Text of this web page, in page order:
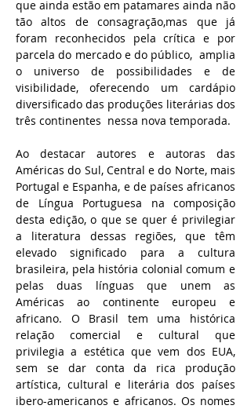
que ainda estão em patamares ainda não
tão altos de consagração,mas que já
foram reconhecidos pela crítica e por
parcela do mercado e do público, amplia
o universo de possibilidades e de
visibilidade, oferecendo um cardápio
diversificado das produções literárias dos
três continentes nessa nova temporada.
Ao destacar autores e autoras das
Américas do Sul, Central e do Norte, mais
Portugal e Espanha, e de países africanos
de Língua Portuguesa na composição
desta edição, o que se quer é privilegiar
a literatura dessas regiões, que têm
elevado significado para a cultura
brasileira, pela história colonial comum e
pelas duas línguas que unem as
Américas ao continente europeu e
africano. O Brasil tem uma histórica
relação comercial e cultural que
privilegia a estética que vem dos EUA,
sem se dar conta da rica produção
artística, cultural e literária dos países
ibero-americanos e africanos. Os nomes